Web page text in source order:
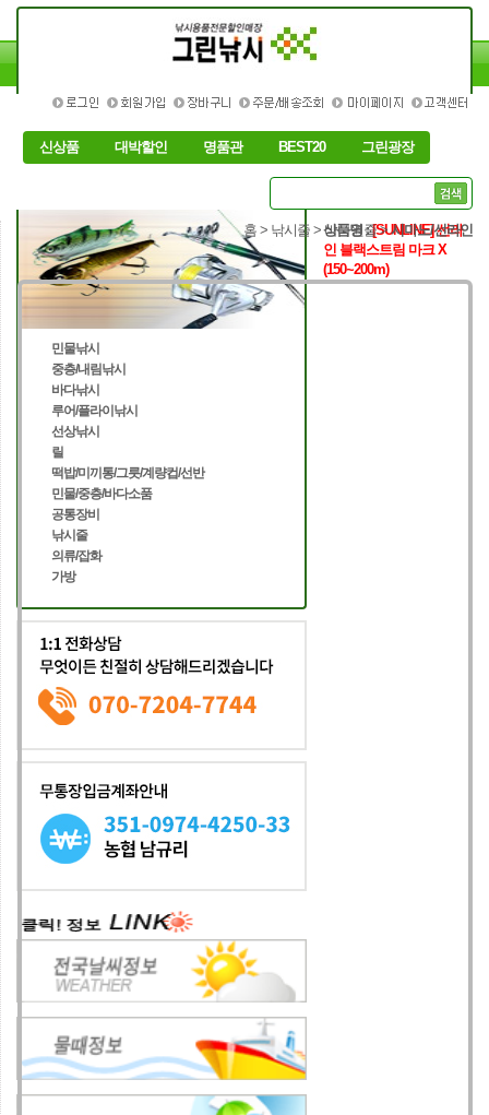
신상품 대박할인 명품관 BEST20 그린광장
민물낚시
중층/내림낚시
바다낚시
루어/플라이낚시
선상낚시
릴
떡밥/미끼통/그릇/계량컵/선반
민물/중층/바다소품
공통장비
낚시줄
의류/잡화
가방
홈 > 낚시줄 >바다원줄>시마노/선라인
상품명 : [SUNLINE] 선라
인 블랙스트림 마크 X
(150~200m)